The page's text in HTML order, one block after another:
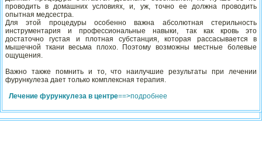
проводить в домашних условиях, и, уж, точно ее должна проводить
опытная медсестра.
Для этой процедуры особенно важна абсолютная стерильность
инструментария и профессиональные навыки, так как кровь это
достаточно густая и плотная субстанция, которая рассасывается в
мышечной ткани весьма плохо. Поэтому возможны местные болевые
ощущения.
Важно также помнить и то, что наилучшие результаты при лечении
фурункулеза дает только комплексная терапия.
Лечение фурункулеза в центре==>подробнее